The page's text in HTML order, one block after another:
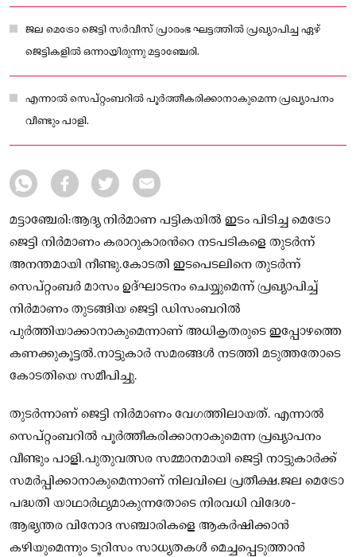
ജല മെട്രോ ജെട്ടി സർവീസ് പ്രാരംഭ ഘട്ടത്തില്‍ പ്രഖ്യാപിച്ച ഏഴ്
ജെട്ടികളില്‍ ഒന്നായിരുന്നു മട്ടാഞ്ചേരി.
എന്നാല്‍ സെപ്റ്റംബറില്‍ പൂർത്തീകരിക്കാനാകുമെന്ന പ്രഖ്യാപനം
വീണ്ടും പാളി.
മട്ടാഞ്ചേരി:ആദ്യ നിർമാണ പട്ടികയില്‍ ഇടം പിടിച്ച മെട്രോ
ജെട്ടി നിർമാണം കരാറുകാരന്‍റെ നടപടികളെ തുടർന്ന്
അനന്തമായി നീണ്ടു.കോടതി ഇടപെടലിനെ തുടർന്ന്
സെപ്റ്റംബർ മാസം ഉദ്ഘാടനം ചെയ്യുമെന്ന് പ്രഖ്യാപിച്ച്‌
നിർമാണം തുടങ്ങിയ ജെട്ടി ഡിസംബറില്‍
പുർത്തിയാക്കാനാകുമെന്നാണ് അധികൃതരുടെ ഇപ്പോഴത്തെ
കണക്കുകൂട്ടല്‍.നാട്ടുകാർ സമരങ്ങള്‍ നടത്തി മടുത്തതോടെ
കോടതിയെ സമീപിച്ചു.
തുടർന്നാണ് ജെട്ടി നിർമാണം വേഗത്തിലായത്. എന്നാല്‍
സെപ്റ്റംബറില്‍ പൂർത്തീകരിക്കാനാകുമെന്ന പ്രഖ്യാപനം
വീണ്ടും പാളി.പുതുവത്സര സമ്മാനമായി ജെട്ടി നാട്ടുകാർക്ക്
സമർപ്പിക്കാനാകുമെന്നാണ് നിലവിലെ പ്രതീക്ഷ.ജല മെട്രോ
പദ്ധതി യാഥാർഥ്യമാകുന്നതോടെ നിരവധി വിദേശ-
ആഭ്യന്തര വിനോദ സഞ്ചാരികളെ ആകർഷിക്കാൻ
കഴിയുമെന്നും ടൂറിസം സാധ്യതകള്‍ മെച്ചപ്പെടുത്താൻ